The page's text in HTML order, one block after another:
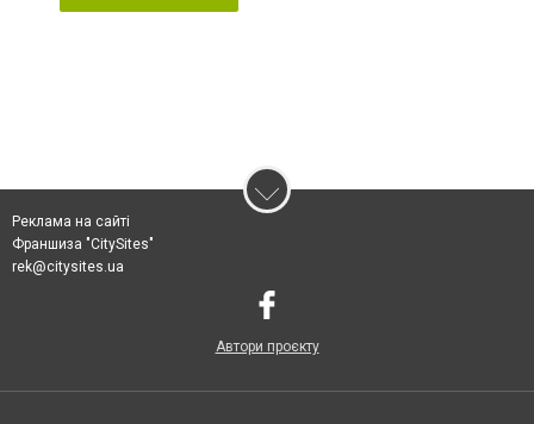
Реклама на сайті
Франшиза "CitySites"
rek@citysites.ua
Автори проєкту